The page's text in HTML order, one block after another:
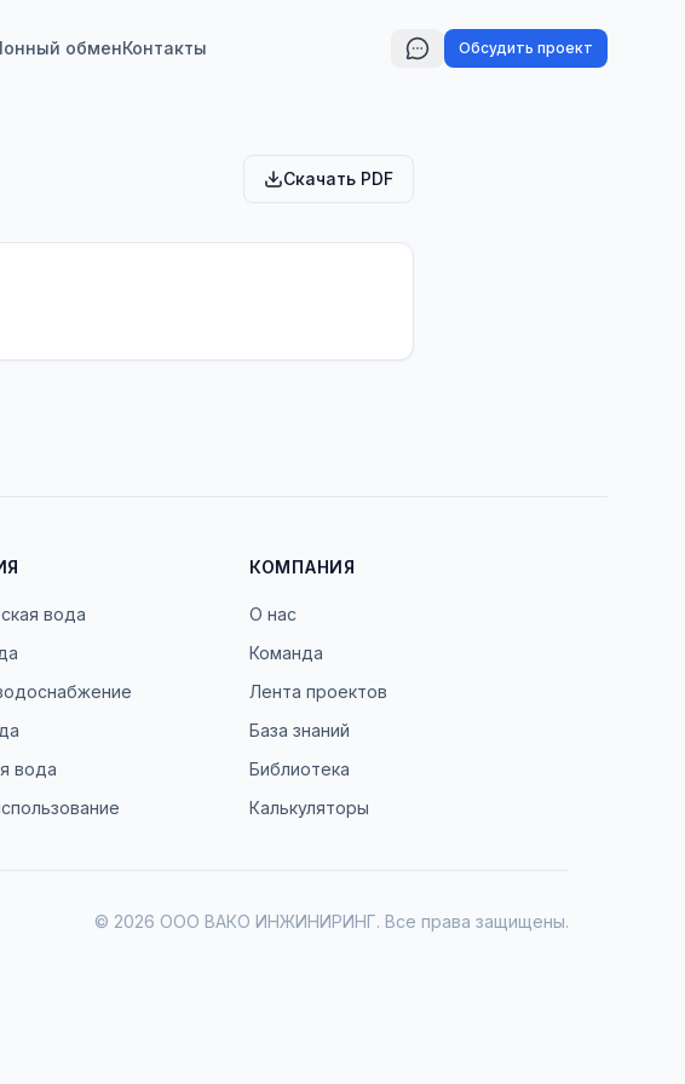
обменКонтакты Обсудить проект
Скачать PDF
вода
вода
КОМПАНИЯ
О нас
Команда
Лента проектов
База знаний
Библиотека
Калькуляторы
© 2026 ООО ВАКО ИНЖИНИРИНГ. Все права защищены.